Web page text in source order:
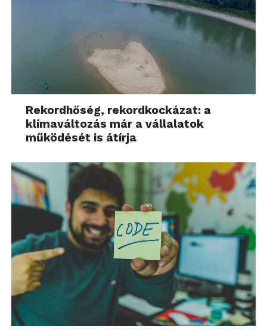
Rekordhőség, rekordkockázat: a
klímaváltozás már a vállalatok
működését is átírja